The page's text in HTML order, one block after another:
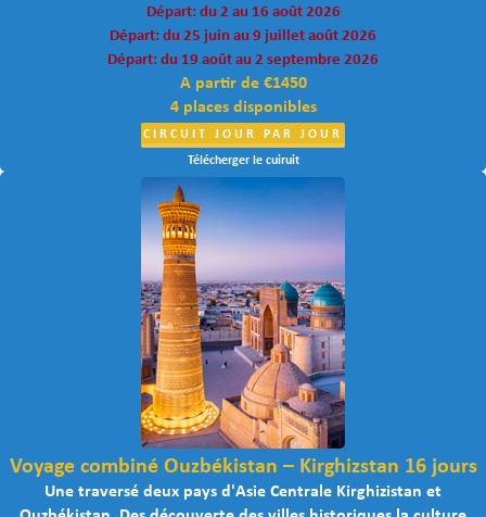
Départ: du 2 au 16 août 2026
Départ: du 25 juin au 9 juillet août 2026
Départ: du 19 août au 2 septembre 2026
A partir de €1450
4 places disponibles
CIRCUIT JOUR PAR JOUR
Télécherger le cuiruit
Voyage combiné Ouzbékistan – Kirghizstan 16 jours
Une traversé deux pays d'Asie Centrale Kirghizistan et